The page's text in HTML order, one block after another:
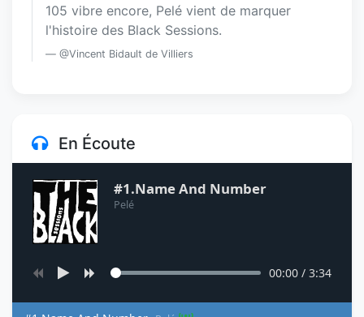
105 vibre encore, Pelé vient de marquer
l'histoire des Black Sessions.
@Vincent Bidault de Villiers
En Écoute
#1.Name And Number
Pelé
00:00 / 3:34